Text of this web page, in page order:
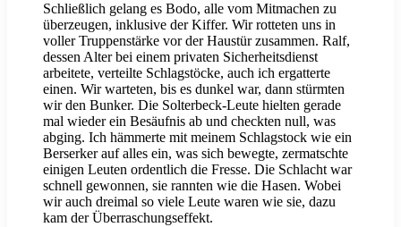
Schließlich gelang es Bodo, alle vom Mitmachen zu
überzeugen, inklusive der Kiffer. Wir rotteten uns in
voller Truppenstärke vor der Haustür zusammen. Ralf,
dessen Alter bei einem privaten Sicherheitsdienst
arbeitete, verteilte Schlagstöcke, auch ich ergatterte
einen. Wir warteten, bis es dunkel war, dann stürmten
wir den Bunker. Die Solterbeck-Leute hielten gerade
mal wieder ein Besäufnis ab und checkten null, was
abging. Ich hämmerte mit meinem Schlagstock wie ein
Berserker auf alles ein, was sich bewegte, zermatschte
einigen Leuten ordentlich die Fresse. Die Schlacht war
schnell gewonnen, sie rannten wie die Hasen. Wobei
wir auch dreimal so viele Leute waren wie sie, dazu
kam der Überraschungseffekt.